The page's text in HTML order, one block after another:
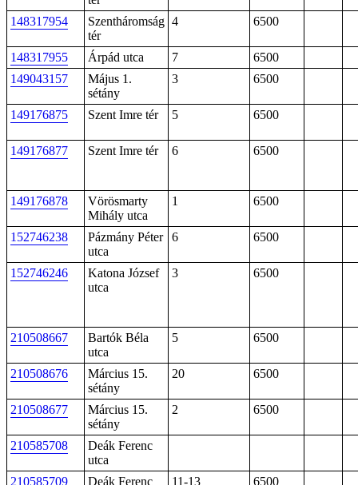
148317954
Szentháromság
tér
4 6500
148317955 Árpád utca 7
6500
149043157
Május 1.
sétány
3 6500
149176875 Szent Imre tér 5 6500
149176877 Szent Imre tér 6 6500
149176878
Vörösmarty
Mihály utca
1 6500
152746238
Pázmány Péter
utca
6 6500
152746246
Katona József
utca
3 6500
210508667
Bartók Béla
utca
5 6500
210508676
Március 15.
sétány
20 6500
210508677
Március 15.
sétány
2 6500
210585708
Deák Ferenc
utca
210585709
Deák Ferenc
11-13 6500